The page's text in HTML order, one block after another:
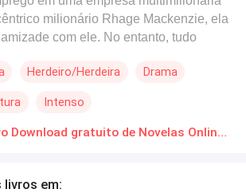
milionário Rhage Mackenzie, ela
com ele. No entanto, tudo
a utilização de um lobo para tirar a
se revela sua mais nova obsessão.
e perigos ocultos, Abigail tem que
que ela conseguirá escapar ileso
Herdeiro/Herdeira Drama
Intenso
Meu CEO Monstro Download gratuito de Novelas Online em PDF
em: